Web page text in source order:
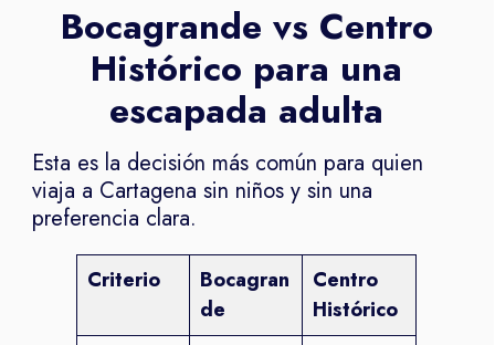
Bocagrande vs Centro
Histórico para una
escapada adulta
Esta es la decisión más común para quien
viaja a Cartagena sin niños y sin una
preferencia clara.
Criterio
Bocagran
de
Centro
Histórico